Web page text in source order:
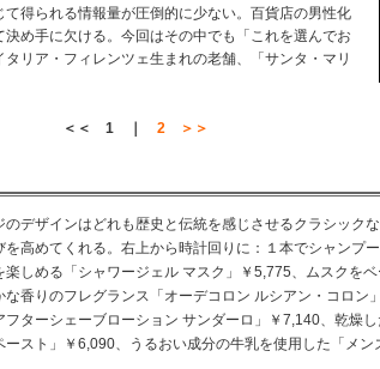
得られる情報量が圧倒的に少ない。百貨店の男性化
め手に欠ける。今回はその中でも「これを選んでお
リア・フィレンツェ生まれの老舗、「サンタ・マリ
＜＜ 1 ｜ 2 ＞＞
デザインはどれも歴史と伝統を感じさせるクラシック
を高めてくれる。右上から時計回りに：１本でシャンプ
楽しめる「シャワージェル マスク」￥5,775、ムスクを
な香りのフレグランス「オーデコロン ルシアン・コロン
フターシェーブローション サンダーロ」￥7,140、乾燥
ースト」￥6,090、うるおい成分の牛乳を使用した「メ